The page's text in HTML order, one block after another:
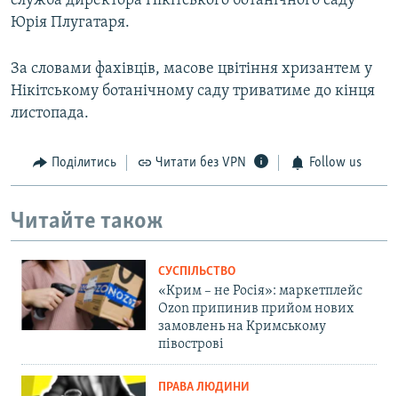
Юрія Плугатаря.
За словами фахівців, масове цвітіння хризантем у
Нікітському ботанічному саду триватиме до кінця
листопада.
Поділитись Читати без VPN Follow us
Читайте також
СУСПІЛЬСТВО
«Крим – не Росія»: маркетплейс
Ozon припинив прийом нових
замовлень на Кримському
півострові
ПРАВА ЛЮДИНИ